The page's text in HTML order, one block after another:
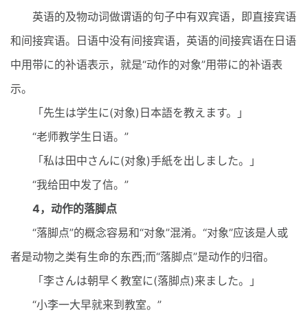
英语的及物动词做谓语的句子中有双宾语，即直接宾语
和间接宾语。日语中没有间接宾语，英语的间接宾语在日语
中用带に的补语表示，就是“动作的对象”用带に的补语表
示。
「先生は学生に(对象)日本語を教えます。」
“老师教学生日语。”
「私は田中さんに(对象)手紙を出しました。」
“我给田中发了信。”
4，动作的落脚点
“落脚点”的概念容易和“对象”混淆。“对象”应该是人或
者是动物之类有生命的东西;而“落脚点”是动作的归宿。
「李さんは朝早く教室に(落脚点)来ました。」
“小李一大早就来到教室。”